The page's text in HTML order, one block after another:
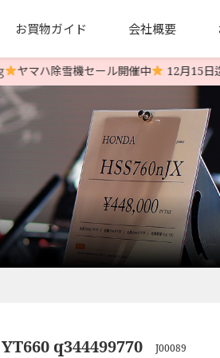
お買物ガイド 会社概要
ヤナセ他 中古除雪機
LINE-UP
マハ除雪機セール開催中 12月15日迄
YT660 q344499770 J00089